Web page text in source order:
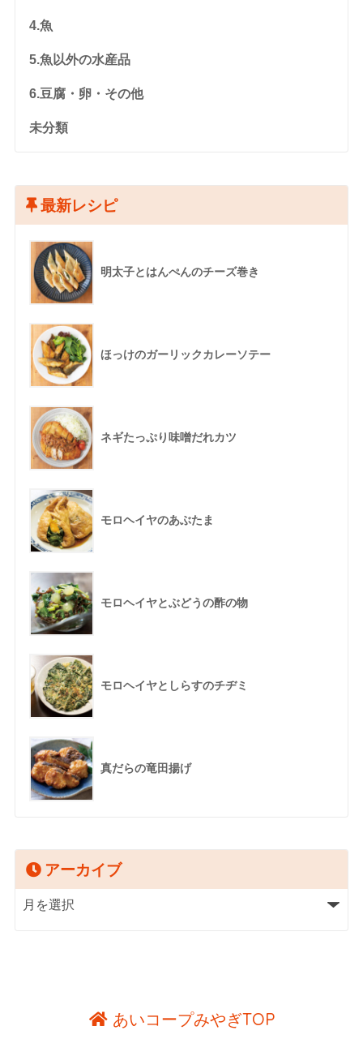
4.魚
5.魚以外の水産品
6.豆腐・卵・その他
未分類
最新レシピ
明太子とはんぺんのチーズ巻き
ほっけのガーリックカレーソテー
ネギたっぷり味噌だれカツ
モロヘイヤのあぶたま
モロヘイヤとぶどうの酢の物
モロヘイヤとしらすのチヂミ
真だらの竜田揚げ
アーカイブ
あいコープみやぎTOP